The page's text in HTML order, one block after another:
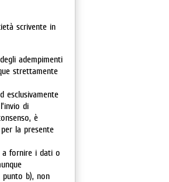
scrivente in
adempimenti
strettamente
esclusivamente
di
è
la presente
a fornire i dati o
punto b), non